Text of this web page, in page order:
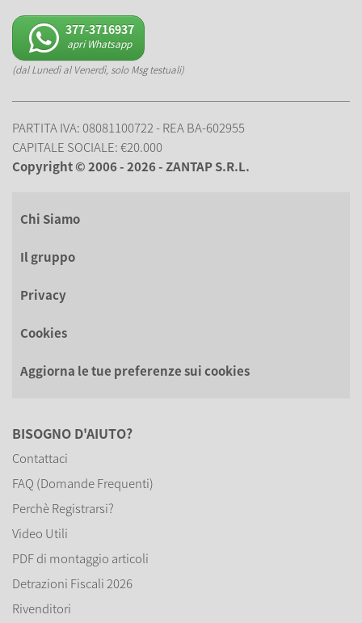
377-3716937
apri Whatsapp
(dal Lunedì al Venerdì, solo Msg testuali)
PARTITA IVA: 08081100722 - REA BA-602955
CAPITALE SOCIALE: €20.000
Copyright © 2006 - 2026 - ZANTAP S.R.L.
Chi Siamo
Il gruppo
Privacy
Cookies
Aggiorna le tue preferenze sui cookies
BISOGNO D'AIUTO?
Contattaci
FAQ (Domande Frequenti)
Perchè Registrarsi?
Video Utili
PDF di montaggio articoli
Detrazioni Fiscali 2026
Rivenditori